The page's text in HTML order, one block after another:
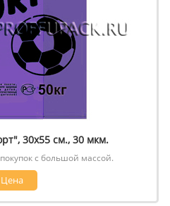
30х55 см., 30 мкм.
с большой массой.
Цена